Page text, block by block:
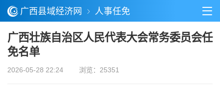
广西县域经济网 人事任免
广西壮族自治区人民代表大会常务委员会任
免名单
2026-05-28 22:24 浏览：25351